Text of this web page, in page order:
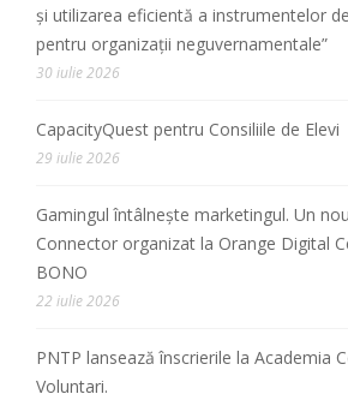
și utilizarea eficientă a instrumentelor
pentru organizații neguvernamentale”
30 iulie 2026
CapacityQuest pentru Consiliile de Elevi
29 iulie 2026
Gamingul întâlnește marketingul. Un
Connector organizat la Orange Digital
BONO
22 iulie 2026
PNTP lansează înscrierile la Academia
Voluntari.